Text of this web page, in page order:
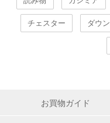
チェスター ダウン
お買物ガイド